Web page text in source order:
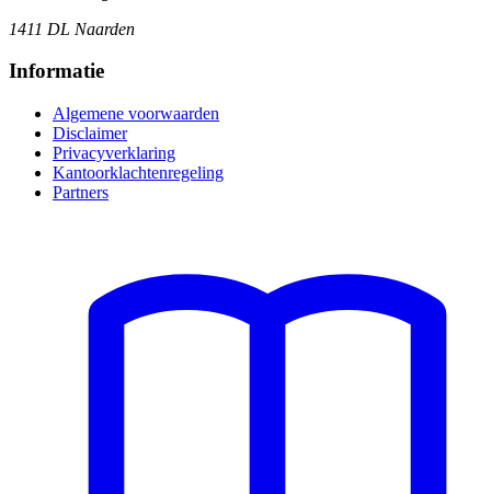
1411 DL Naarden
Informatie
Algemene voorwaarden
Disclaimer
Privacyverklaring
Kantoorklachtenregeling
Partners